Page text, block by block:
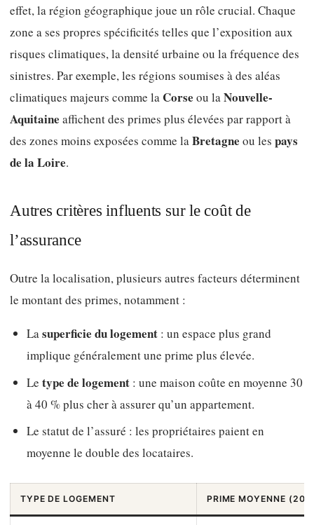
effet, la région géographique joue un rôle crucial. Chaque
zone a ses propres spécificités telles que l’exposition aux
risques climatiques, la densité urbaine ou la fréquence des
sinistres. Par exemple, les régions soumises à des aléas
climatiques majeurs comme la Corse ou laNouvelle-
Aquitaine affichent des primes plus élevées par rapport à
des zones moins exposées comme laBretagne ou les pays
de la Loire.
Autres critères influents sur le coût de
l’assurance
Outre la localisation, plusieurs autres facteurs déterminent
le montant des primes, notamment :
Lasuperficie du logement : un espace plus grand
implique généralement une prime plus élevée.
Le type de logement : une maison coûte en moyenne 30
à 40 % plus cher à assurer qu’un appartement.
Le statut de l’assuré : les propriétaires paient en
moyenne le double des locataires.
TYPE DE LOGEMENT PRIME MOYENNE